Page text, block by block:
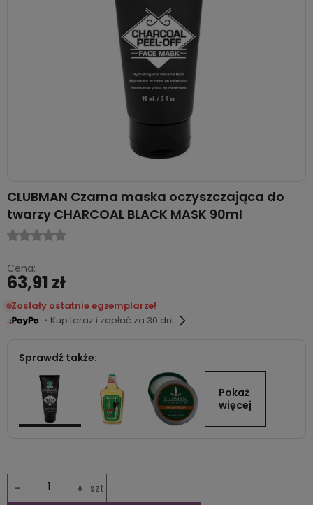
CLUBMAN Czarna maska oczyszczająca do
twarzy CHARCOAL BLACK MASK 90ml
Cena:
63,91 zł
Zostały ostatnie egzemplarze!
・Kup teraz i zapłać za 30 dni
Sprawdź także:
Pokaż
więcej
+
- szt.